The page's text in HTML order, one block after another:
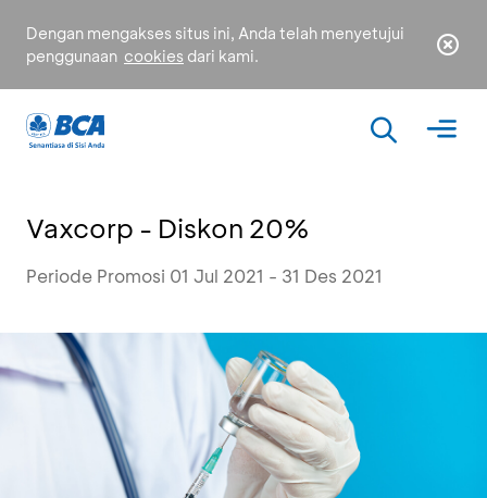
Dengan mengakses situs ini, Anda telah menyetujui
penggunaan cookies dari kami.
Vaxcorp - Diskon 20%
Periode Promosi 01 Jul 2021 - 31 Des 2021